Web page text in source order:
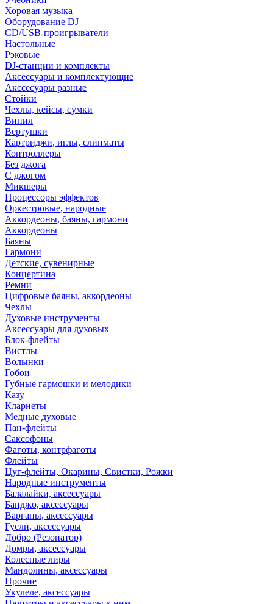
Хоровая музыка
Оборудование DJ
CD/USB-проигрыватели
Настольные
Рэковые
DJ-станции и комплекты
Аксессуары и комплектующие
Акссесуары разные
Стойки
Чехлы, кейсы, сумки
Винил
Вертушки
Картриджи, иглы, слипматы
Контроллеры
Без джога
С джогом
Микшеры
Процессоры эффектов
Оркестровые, народные
Аккордеоны, баяны, гармони
Аккордеоны
Баяны
Гармони
Детские, сувенирные
Концертина
Ремни
Цифровые баяны, аккордеоны
Чехлы
Духовые инструменты
Аксессуары для духовых
Блок-флейты
Вистлы
Волынки
Гобои
Губные гармошки и мелодики
Казу
Кларнеты
Медные духовые
Пан-флейты
Саксофоны
Фаготы, контрфаготы
Флейты
Цуг-флейты, Окарины, Свистки, Рожки
Народные инструменты
Балалайки, аксессуары
Банджо, аксессуары
Варганы, аксессуары
Гусли, аксессуары
Добро (Резонатор)
Домры, аксессуары
Колесные лиры
Мандолины, аксессуары
Прочие
Укулеле, аксессуары